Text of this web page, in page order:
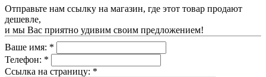
Отправьте нам ссылку на магазин, где этот товар продают
дешевле,
и мы Вас приятно удивим своим предложением!
Ваше имя: *
Телефон: *
Ссылка на страницу: *